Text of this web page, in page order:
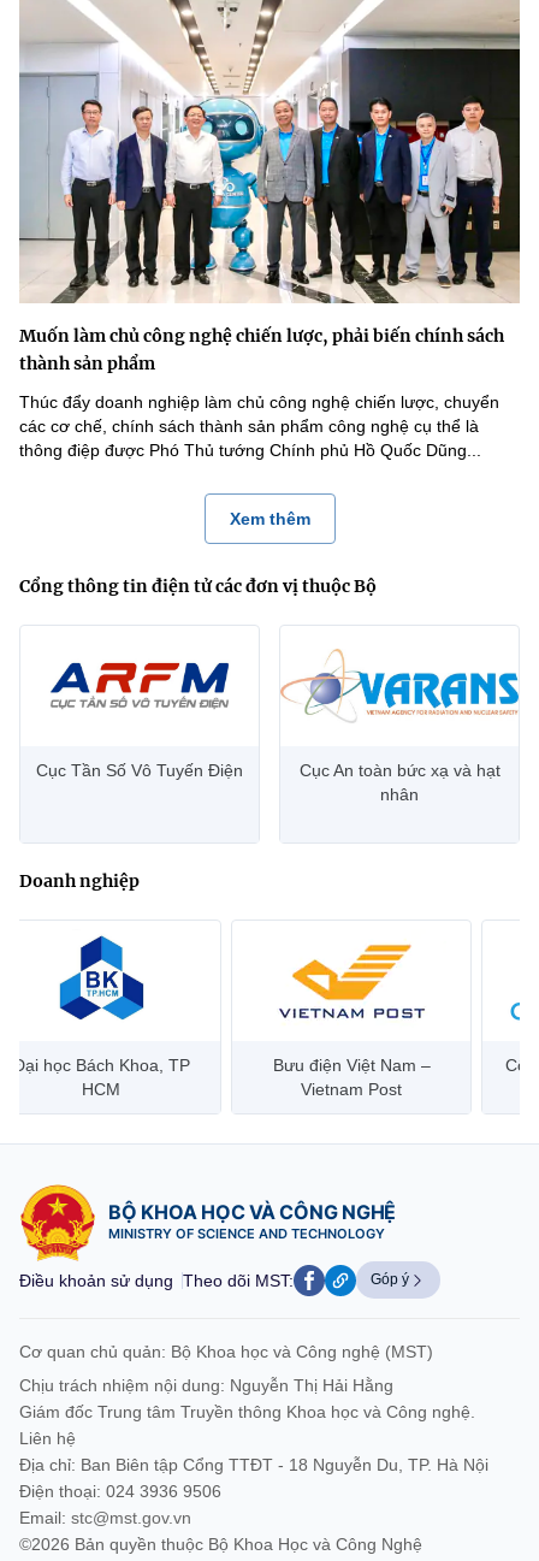
Muốn làm chủ công nghệ chiến lược, phải biến chính sách
thành sản phẩm
Thúc đẩy doanh nghiệp làm chủ công nghệ chiến lược, chuyển
các cơ chế, chính sách thành sản phẩm công nghệ cụ thể là
thông điệp được Phó Thủ tướng Chính phủ Hồ Quốc Dũng...
Xem thêm
Cổng thông tin điện tử các đơn vị thuộc Bộ
Cục Tần Số Vô Tuyến Điện
Cục An toàn bức xạ và hạt
nhân
Doanh nghiệp
Đại học Bách Khoa, TP
HCM
Bưu điện Việt Nam –
Vietnam Post
BỘ KHOA HỌC VÀ CÔNG NGHỆ
MINISTRY OF SCIENCE AND TECHNOLOGY
Điều khoản sử dụng Theo dõi MST: Góp ý
Cơ quan chủ quản: Bộ Khoa học và Công nghệ (MST)
Chịu trách nhiệm nội dung: Nguyễn Thị Hải Hằng
Giám đốc Trung tâm Truyền thông Khoa học và Công nghệ.
Liên hệ
Địa chỉ: Ban Biên tập Cổng TTĐT - 18 Nguyễn Du, TP. Hà Nội
Điện thoại: 024 3936 9506
Email: stc@mst.gov.vn
©2026 Bản quyền thuộc Bộ Khoa Học và Công Nghệ